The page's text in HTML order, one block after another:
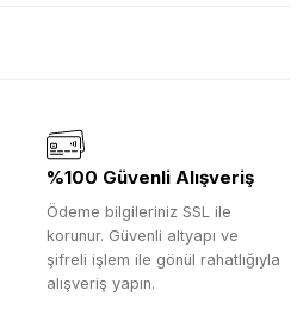
%100 Güvenli Alışveriş
Ödeme bilgileriniz SSL ile
korunur. Güvenli altyapı ve
şifreli işlem ile gönül rahatlığıyla
alışveriş yapın.